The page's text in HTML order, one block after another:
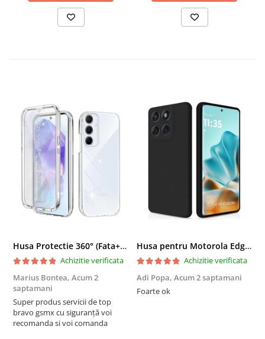
Husa Protectie 360° (Fata+Spate) compatibila Samsung Galaxy A55 5G, Transparanta, Protectie Completa
Achizitie verificata
Marius Bontea, Acum 2
saptamani
Super produs servicii de top
bravo gsmx cu siguranță voi
recomanda si voi comanda
Husa pentru Motorola Edge 60 Fusion din sIlicon catifelat cu interior din microfibra si protectie la camere - Negru
Achizitie verificata
Adi Popa, Acum 2 saptamani
Foarte ok